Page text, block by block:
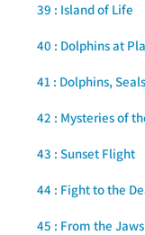
39 : Island of Life
40 : Dolphins at
41 : Dolphins,
42 : Mysteries of
43 : Sunset Flight
44 : Fight to the
45 : From the